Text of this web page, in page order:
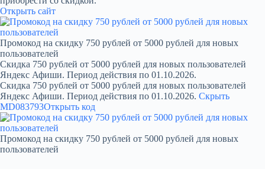
Открыть сайт
Промокод на скидку 750 рублей от 5000 рублей для новых
пользователей
Скидка 750 рублей от 5000 рублей для новых пользователей
Яндекс Афиши. Период действия по 01.10.2026.
Скидка 750 рублей от 5000 рублей для новых пользователей
Яндекс Афиши. Период действия по 01.10.2026. Скрыть
MD083793Открыть код
Промокод на скидку 750 рублей от 5000 рублей для новых
пользователей